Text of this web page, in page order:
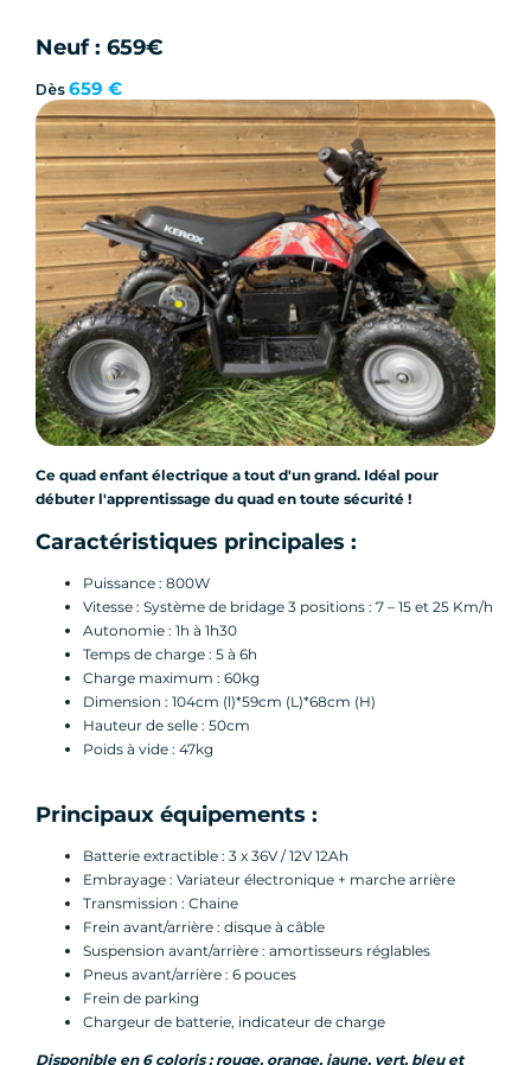
Neuf : 659€
Dès 659 €
Ce quad enfant électrique a tout d'un grand. Idéal pour
débuter l'apprentissage du quad en toute sécurité !
Caractéristiques principales :
Puissance : 800W
Vitesse : Système de bridage 3 positions : 7 – 15 et 25 Km/h
Autonomie : 1h à 1h30
Temps de charge : 5 à 6h
Charge maximum : 60kg
Dimension : 104cm (l)*59cm (L)*68cm (H)
Hauteur de selle : 50cm
Poids à vide : 47kg
Principaux équipements :
Batterie extractible : 3 x 36V / 12V 12Ah
Embrayage : Variateur électronique + marche arrière
Transmission : Chaine
Frein avant/arrière : disque à câble
Suspension avant/arrière : amortisseurs réglables
Pneus avant/arrière : 6 pouces
Frein de parking
Chargeur de batterie, indicateur de charge
Disponible en 6 coloris : rouge, orange, jaune, vert, bleu et